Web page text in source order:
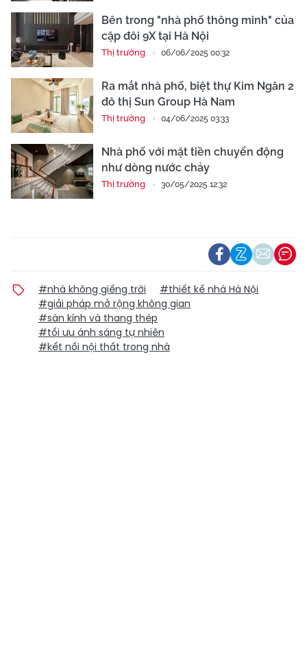
Bên trong "nhà phố thông minh" của
cặp đôi 9X tại Hà Nội
Thị trường 06/06/2025 00:32
Ra mắt nhà phố, biệt thự Kim Ngân 2
đô thị Sun Group Hà Nam
Thị trường 04/06/2025 03:33
Nhà phố với mặt tiền chuyển động
như dòng nước chảy
Thị trường 30/05/2025 12:32
#nhà không giếng trời
#thiết kế nhà Hà Nội
#giải pháp mở rộng không gian
#sàn kính và thang thép
#tối ưu ánh sáng tự nhiên
#kết nối nội thất trong nhà